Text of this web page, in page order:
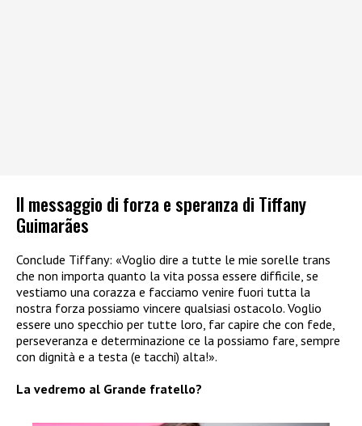
Il messaggio di forza e speranza di Tiffany
Guimarães
Conclude Tiffany: «Voglio dire a tutte le mie sorelle trans
che non importa quanto la vita possa essere difficile, se
vestiamo una corazza e facciamo venire fuori tutta la
nostra forza possiamo vincere qualsiasi ostacolo. Voglio
essere uno specchio per tutte loro, far capire che con fede,
perseveranza e determinazione ce la possiamo fare, sempre
con dignità e a testa (e tacchi) alta!».
La vedremo al Grande fratello?